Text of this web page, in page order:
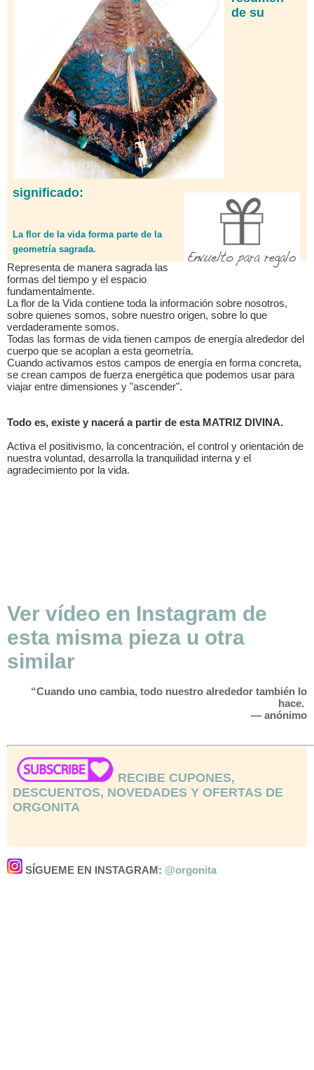
de su
significado:
La flor de la vida forma parte de la
geometría sagrada.
Representa de manera sagrada las
formas del tiempo y el espacio
fundamentalmente.
La flor de la Vida contiene toda la información sobre nosotros,
sobre quienes somos, sobre nuestro origen, sobre lo que
verdaderamente somos.
Todas las formas de vida tienen campos de energía alrededor del
cuerpo que se acoplan a esta geometría.
Cuando activamos estos campos de energía en forma concreta,
se crean campos de fuerza energética que podemos usar para
viajar entre dimensiones y "ascender".
Todo es, existe y nacerá a partir de esta MATRIZ DIVINA.
Activa el positivismo, la concentración, el control y orientación de
nuestra voluntad, desarrolla la tranquilidad interna y el
agradecimiento por la vida.
Ver vídeo en Instagram de
esta misma pieza u otra
similar
“Cuando uno cambia, todo nuestro alrededor también lo
hace.
— anónimo
RECIBE CUPONES,
DESCUENTOS, NOVEDADES Y OFERTAS DE
ORGONITA
SÍGUEME EN INSTAGRAM: @orgonita